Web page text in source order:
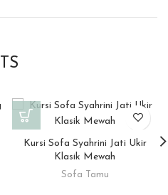
Kursi Sofa Syahrini Jati Ukir
Klasik Mewah
Sofa Tamu